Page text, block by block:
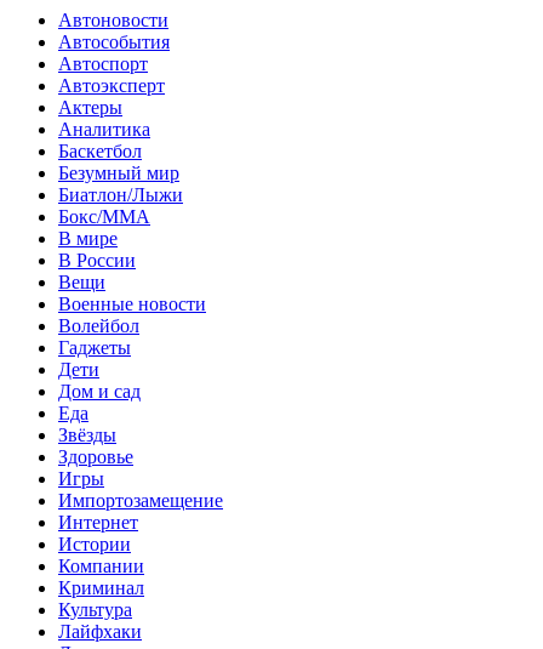
Автоновости
Автособытия
Автоспорт
Автоэксперт
Актеры
Аналитика
Баскетбол
Безумный мир
Биатлон/Лыжи
Бокс/MMA
В мире
В России
Вещи
Военные новости
Волейбол
Гаджеты
Дети
Дом и сад
Еда
Звёзды
Здоровье
Игры
Импортозамещение
Интернет
Истории
Компании
Криминал
Культура
Лайфхаки